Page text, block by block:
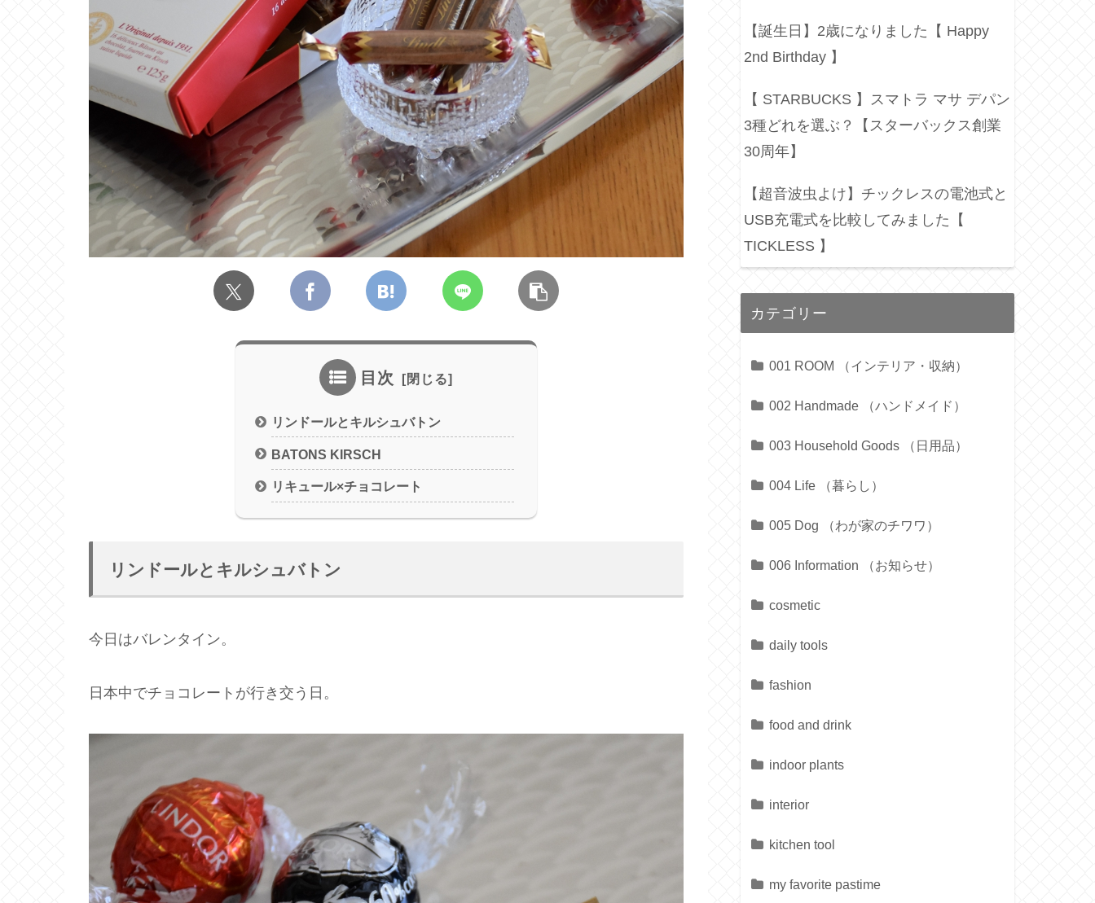
目次
リンドールとキルシュバトン
BATONS KIRSCH
リキュール×チョコレート
リンドールとキルシュバトン
今日はバレンタイン。
日本中でチョコレートが行き交う日。
【誕生日】2歳になりました【 Happy
2nd Birthday 】
【 STARBUCKS 】スマトラ マサ デパン
3種どれを選ぶ？【スターバックス創業
30周年】
【超音波虫よけ】チックレスの電池式と
USB充電式を比較してみました【
TICKLESS 】
カテゴリー
001 ROOM （インテリア・収納）
002 Handmade （ハンドメイド）
003 Household Goods （日用品）
004 Life （暮らし）
005 Dog （わが家のチワワ）
006 Information （お知らせ）
cosmetic
daily tools
fashion
food and drink
indoor plants
interior
kitchen tool
my favorite pastime